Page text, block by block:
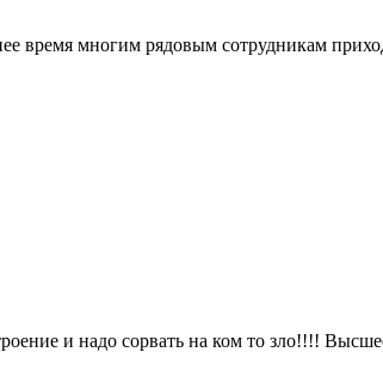
время многим рядовым сотрудникам
и надо сорвать на ком то зло!!!!